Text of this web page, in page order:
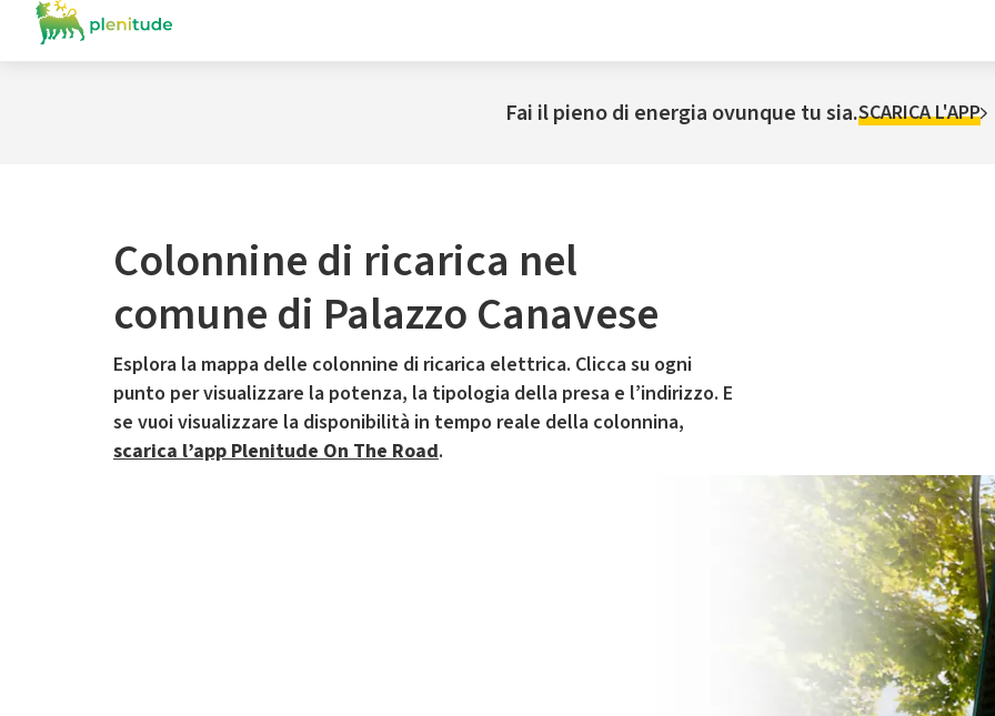
Fai il pieno di energia ovunque tu sia.SCARICA L'APP
Colonnine di ricarica nel
comune di Palazzo Canavese
Esplora la mappa delle colonnine di ricarica elettrica. Clicca su ogni
punto per visualizzare la potenza, la tipologia della presa e l’indirizzo. E
se vuoi visualizzare la disponibilità in tempo reale della colonnina,
scarica l’app Plenitude On The Road.
Il servizio di mobilità elettrica è gestito da Plenitude On The Road